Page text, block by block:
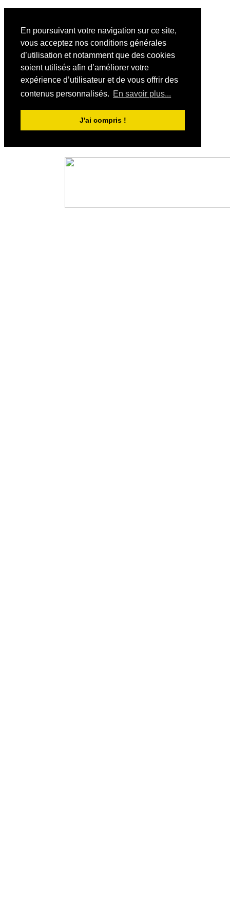
En poursuivant votre navigation sur ce site,
vous acceptez nos conditions générales
d’utilisation et notamment que des cookies
soient utilisés afin d’améliorer votre
expérience d’utilisateur et de vous offrir des
contenus personnalisés. En savoir plus...
J'ai compris !